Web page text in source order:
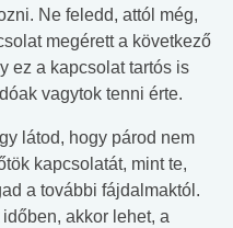
Ne feledd, attól még,
megérett a következő
ez a kapcsolat tartós is
vagytok tenni érte.
látod, hogy párod nem
kapcsolatát, mint te,
a további fájdalmaktól.
akkor lehet, a